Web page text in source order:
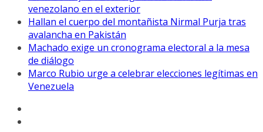
venezolano en el exterior
Hallan el cuerpo del montañista Nirmal Purja tras
avalancha en Pakistán
Machado exige un cronograma electoral a la mesa
de diálogo
Marco Rubio urge a celebrar elecciones legítimas en
Venezuela